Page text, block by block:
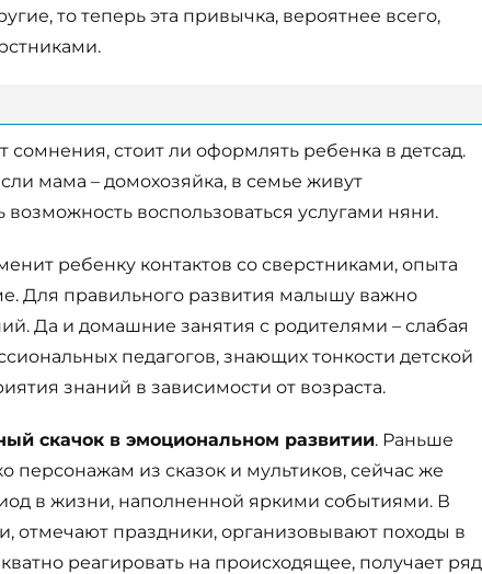
то теперь эта привычка, вероятнее всего,
сомнения, стоит ли оформлять ребенка в детсад.
мама – домохозяйка, в семье живут
воспользоваться услугами няни.
ребенку контактов со сверстниками, опыта
Для правильного развития малышу важно
Да и домашние занятия с родителями – слабая
педагогов, знающих тонкости детской
знаний в зависимости от возраста.
скачок в эмоциональном развитии. Раньше
персонажам из сказок и мультиков, сейчас же
в жизни, наполненной яркими событиями. В
отмечают праздники, организовывают походы в
реагировать на происходящее, получает ряд